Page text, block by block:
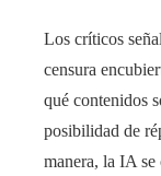
Los críticos
censura
qué contenidos
posibilidad de
manera, la IA